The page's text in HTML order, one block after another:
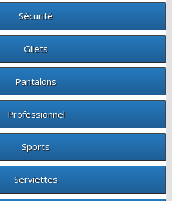
Sécurité
Gilets
Pantalons
Professionnel
Sports
Serviettes